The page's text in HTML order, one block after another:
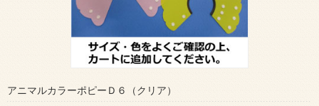
アニマルカラーポピーＤ６（クリア）